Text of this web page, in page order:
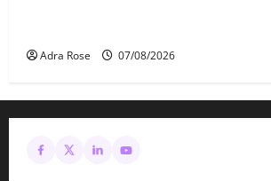
Adra Rose 07/08/2026